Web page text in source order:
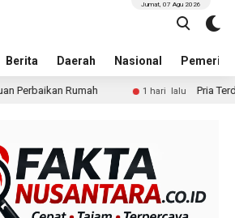
Berita Daerah Nasional
Jumat, 07 Agu 2026
1 hari lalu Pria Terduga Penganiayaan terhadap